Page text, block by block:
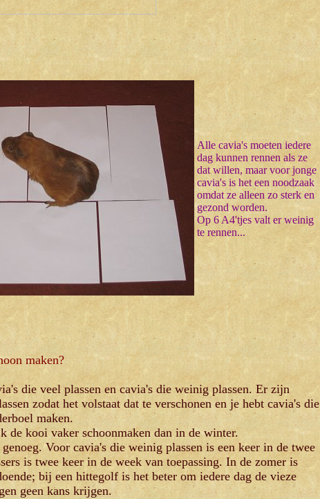
Alle cavia's moeten iedere
dag kunnen rennen als ze
dat willen, maar voor jonge
cavia's is het een noodzaak
omdat ze alleen zo sterk en
gezond worden.
Op 6 A4'tjes valt er weinig
te rennen...
maken?
die veel plassen en cavia's die weinig plassen. Er zijn
zodat het volstaat dat te verschonen en je hebt cavia's die
maken.
de kooi vaker schoonmaken dan in de winter.
Voor cavia's die weinig plassen is een keer in de twee
is twee keer in de week van toepassing. In de zomer is
bij een hittegolf is het beter om iedere dag de vieze
geen kans krijgen.